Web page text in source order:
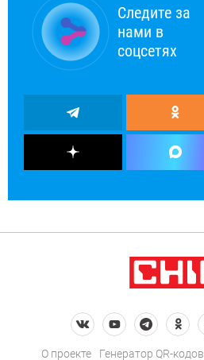
Следите за
нами в
соцсетях
О проекте Генератор QR-кодов